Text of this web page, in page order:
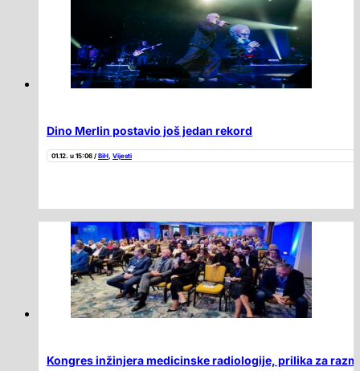
Dino Merlin postavio još jedan rekord
01.12. u 15:06 / BiH, Vijesti
Kongres inžinjera medicinske radiologije, prilika za